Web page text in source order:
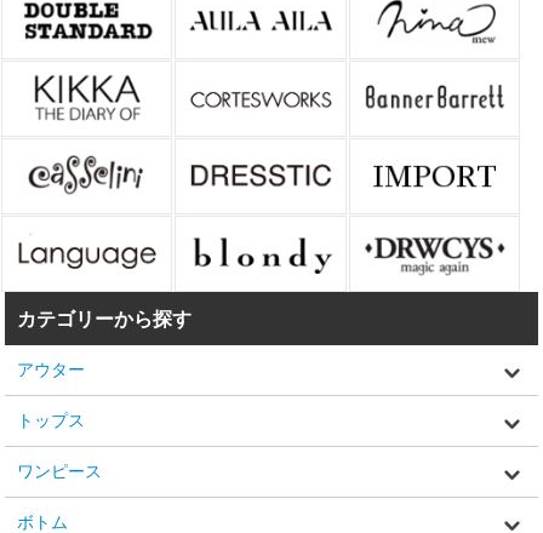
カテゴリーから探す
アウター
トップス
ワンピース
ボトム